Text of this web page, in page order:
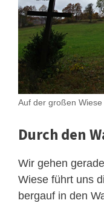
Auf der großen
Durch den
Wir gehen
Wiese führt uns
bergauf in den